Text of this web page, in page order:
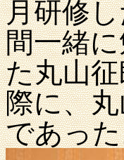
月研修
間一緒
た丸山
際に、
であっ